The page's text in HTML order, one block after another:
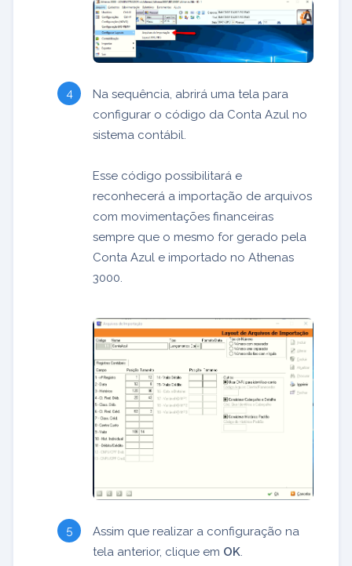
Na sequência, abrirá uma tela para
configurar o código da Conta Azul no
sistema contábil.
Esse código possibilitará e
reconhecerá a importação de arquivos
com movimentações financeiras
sempre que o mesmo for gerado pela
Conta Azul e importado no Athenas
3000.
Assim que realizar a configuração na
tela anterior, clique em OK